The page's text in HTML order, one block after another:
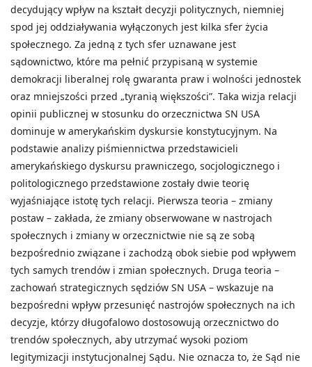
decydujący wpływ na kształt decyzji politycznych, niemniej
spod jej oddziaływania wyłączonych jest kilka sfer życia
społecznego. Za jedną z tych sfer uznawane jest
sądownictwo, które ma pełnić przypisaną w systemie
demokracji liberalnej rolę gwaranta praw i wolności jednostek
oraz mniejszości przed „tyranią większości”. Taka wizja relacji
opinii publicznej w stosunku do orzecznictwa SN USA
dominuje w amerykańskim dyskursie konstytucyjnym. Na
podstawie analizy piśmiennictwa przedstawicieli
amerykańskiego dyskursu prawniczego, socjologicznego i
politologicznego przedstawione zostały dwie teorię
wyjaśniające istotę tych relacji. Pierwsza teoria – zmiany
postaw – zakłada, że zmiany obserwowane w nastrojach
społecznych i zmiany w orzecznictwie nie są ze sobą
bezpośrednio związane i zachodzą obok siebie pod wpływem
tych samych trendów i zmian społecznych. Druga teoria –
zachowań strategicznych sędziów SN USA – wskazuje na
bezpośredni wpływ przesunięć nastrojów społecznych na ich
decyzje, którzy długofalowo dostosowują orzecznictwo do
trendów społecznych, aby utrzymać wysoki poziom
legitymizacji instytucjonalnej Sądu. Nie oznacza to, że Sąd nie